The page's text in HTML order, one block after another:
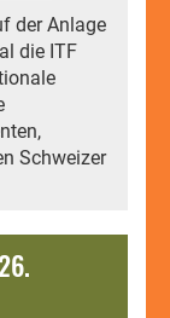
der Anlage
die ITF
Schweizer